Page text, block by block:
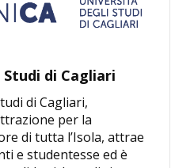
di Cagliari
di Cagliari,
per la
di tutta l’Isola, attrae
e studentesse ed è